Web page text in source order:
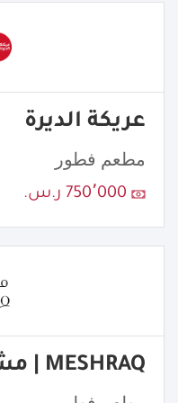
عريكة الديرة
مطعم فطور
750٬000 ر.س.
MESHRAQ | مشراق